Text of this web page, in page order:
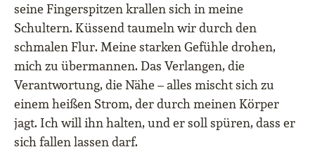
seine Fingerspitzen krallen sich in meine
Schultern. Küssend taumeln wir durch den
schmalen Flur. Meine starken Gefühle drohen,
mich zu übermannen. Das Verlangen, die
Verantwortung, die Nähe – alles mischt sich zu
einem heißen Strom, der durch meinen Körper
jagt. Ich will ihn halten, und er soll spüren, dass er
sich fallen lassen darf.